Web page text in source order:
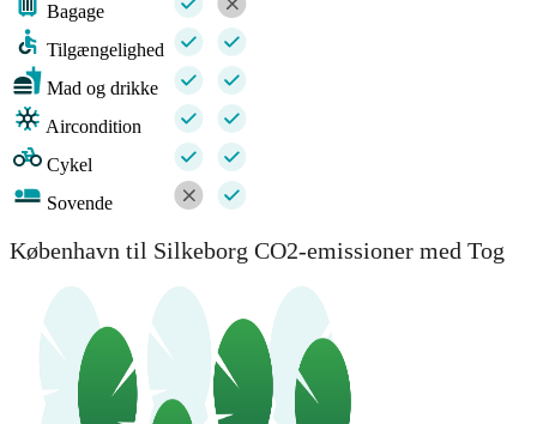
Bagage
Tilgængelighed
Mad og drikke
Aircondition
Cykel
Sovende
København til Silkeborg CO2-emissioner med Tog